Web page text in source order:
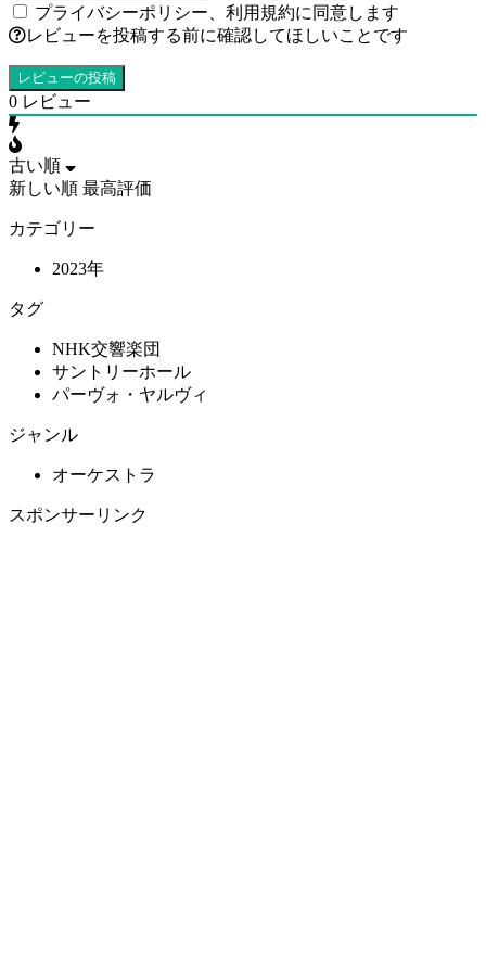
プライバシーポリシー
利用規約に同意します
レビューを投稿する前に確認してほしいことです
0 レビュー
古い順
新しい順 最高評価
カテゴリー
2023年
タグ
NHK交響楽団
サントリーホール
パーヴォ・ヤルヴィ
ジャンル
オーケストラ
スポンサーリンク